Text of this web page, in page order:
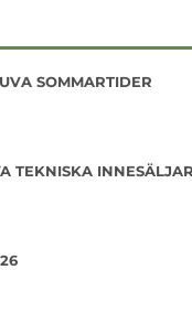
SOMMARTIDER
TEKNISKA